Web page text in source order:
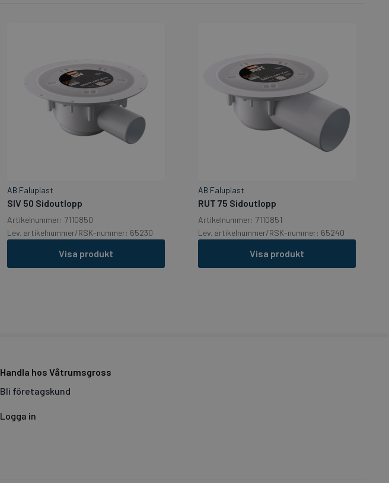
AB Faluplast
SIV 50 Sidoutlopp
Artikelnummer: 7110850
Lev. artikelnummer/RSK-nummer: 65230
Visa produkt
AB Faluplast
RUT 75 Sidoutlopp
Artikelnummer: 7110851
Lev. artikelnummer/RSK-nummer: 65240
Visa produkt
Handla hos Våtrumsgross
Bli företagskund
Logga in